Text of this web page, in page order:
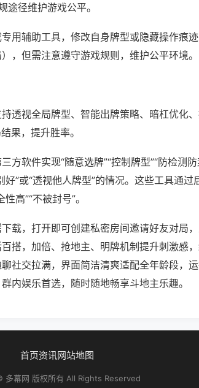
径维护游戏公平。
用辅助工具，修改自身牌型或隐藏操作痕
，但需注意遵守游戏规则，维护公平环境。
透视全局牌型、智能出牌策略、暗杠优化
果，提升胜率。
方软件实现“随意选牌”“控制牌型”“防检测
”或“透视他人牌型”的情况。这些工具通过
高”“不被封号”。
载，打开即可创建私密房间邀请好友对局
搭，加倍、抢地主、明牌机制提升刺激感
社交拉满，界面简洁清爽适配全年龄段，
内娱乐首选，随时随地畅享斗地主乐趣。
首页资讯网站地图
多幕网 版权所有 All Rights Reserved